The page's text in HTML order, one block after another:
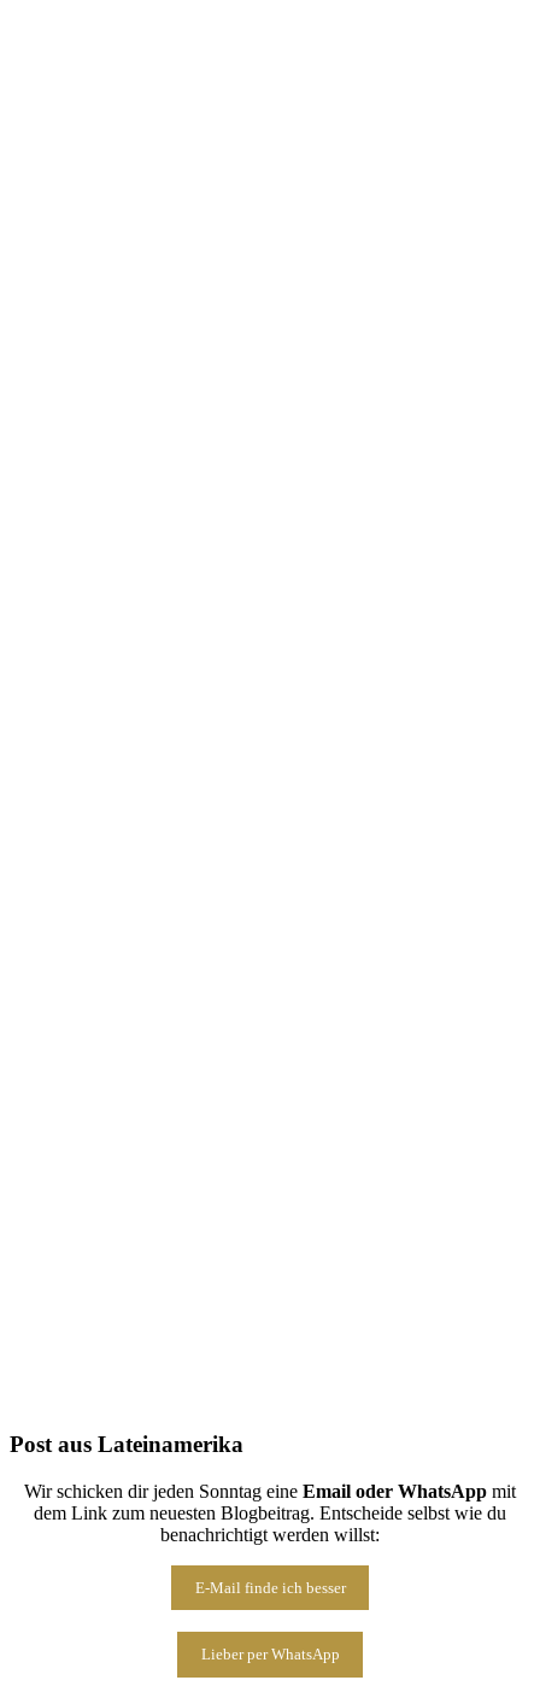
Post aus Lateinamerika
Wir schicken dir jeden Sonntag eine Email oder WhatsApp mit
dem Link zum neuesten Blogbeitrag. Entscheide selbst wie du
benachrichtigt werden willst:
E-Mail finde ich besser
Lieber per WhatsApp